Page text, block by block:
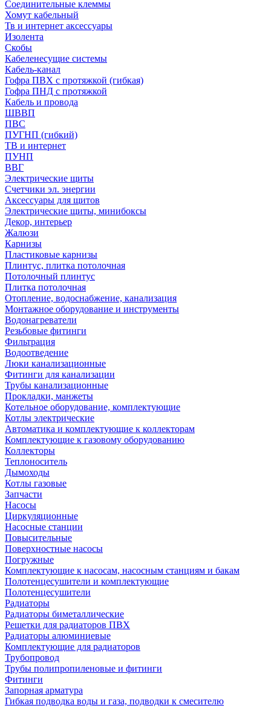
Соединительные клеммы
Хомут кабельный
Тв и интернет аксессуары
Изолента
Скобы
Кабеленесущие системы
Кабель-канал
Гофра ПВХ с протяжкой (гибкая)
Гофра ПНД с протяжкой
Кабель и провода
ШВВП
ПВС
ПУГНП (гибкий)
ТВ и интернет
ПУНП
ВВГ
Электрические щиты
Счетчики эл. энергии
Аксессуары для щитов
Электрические щиты, минибоксы
Декор, интерьер
Жалюзи
Карнизы
Пластиковые карнизы
Плинтус, плитка потолочная
Потолочный плинтус
Плитка потолочная
Отопление, водоснабжение, канализация
Монтажное оборудование и инструменты
Водонагреватели
Резьбовые фитинги
Фильтрация
Водоотведение
Люки канализационные
Фитинги для канализации
Трубы канализационные
Прокладки, манжеты
Котельное оборудование, комплектующие
Котлы электрические
Автоматика и комплектующие к коллекторам
Комплектующие к газовому оборудованию
Коллекторы
Теплоноситель
Дымоходы
Котлы газовые
Запчасти
Насосы
Циркуляционные
Насосные станции
Повысительные
Поверхностные насосы
Погружные
Комплектующие к насосам, насосным станциям и бакам
Полотенцесушители и комплектующие
Полотенцесушители
Радиаторы
Радиаторы биметаллические
Решетки для радиаторов ПВХ
Радиаторы алюминиевые
Комплектующие для радиаторов
Трубопровод
Трубы полипропиленовые и фитинги
Фитинги
Запорная арматура
Гибкая подводка воды и газа, подводки к смесителю